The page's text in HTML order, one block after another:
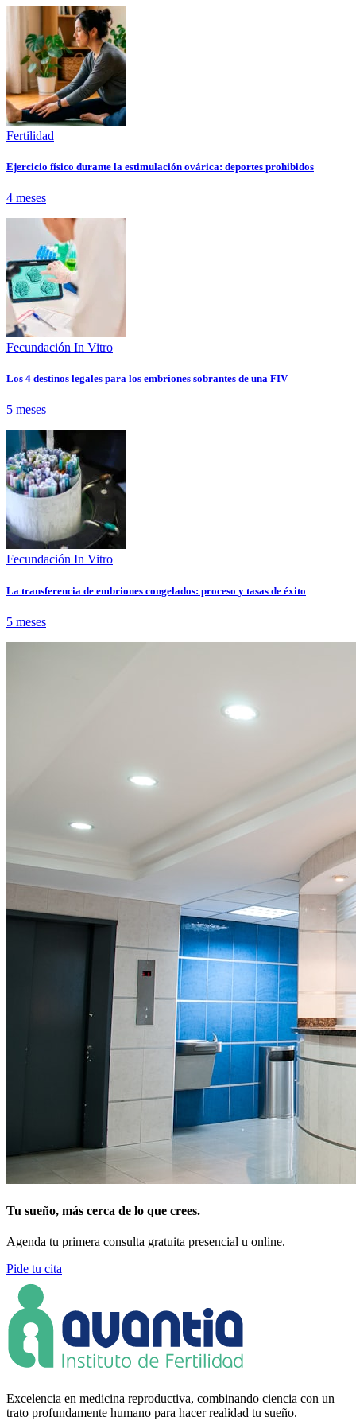
Fertilidad
Ejercicio físico durante la estimulación ovárica: deportes prohibidos
4 meses
Fecundación In Vitro
Los 4 destinos legales para los embriones sobrantes de una FIV
5 meses
Fecundación In Vitro
La transferencia de embriones congelados: proceso y tasas de éxito
5 meses
Tu sueño, más cerca de lo que crees.
Agenda tu primera consulta gratuita presencial u online.
Pide tu cita
Excelencia en medicina reproductiva, combinando ciencia con un
trato profundamente humano para hacer realidad tu sueño.